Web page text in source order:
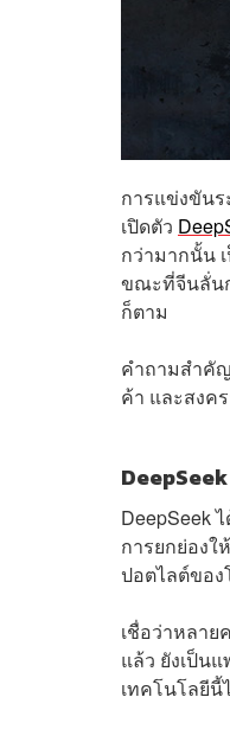
การแข่งขัน
เปิดตัว
กว่ามากนั้น
ขณะที่จีนลั่น
ก็ตาม
คำถามสำคั
ค้า และสงค
DeepSeek
การยกย่องใ
ปอตไลต์ของ
เชื่อว่าหลาย
แล้ว ยังเป็น
เทคโนโลยีนี้